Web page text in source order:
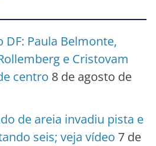
Paula Belmonte,
e Cristovam
centro 8 de agosto de
de areia invadiu pista e
seis; veja vídeo 7 de